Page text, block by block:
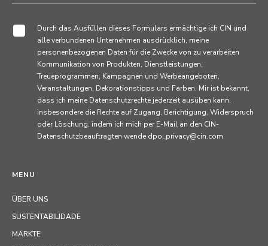
MENU
ÜBER UNS
SUSTENTABILIDADE
MÄRKTE
Durch das Ausfüllen dieses Formulars ermächtige ich CIN und
alle verbundenen Unternehmen ausdrücklich, meine
personenbezogenen Daten für die Zwecke von zu verarbeiten
Kommunikation von Produkten, Dienstleistungen,
Treueprogrammen, Kampagnen und Werbeangeboten,
Veranstaltungen, Dekorationstipps und Farben. Mir ist bekannt,
dass ich meine Datenschutzrechte jederzeit ausüben kann,
insbesondere die Rechte auf Zugang, Berichtigung, Widerspruch
oder Löschung, indem ich mich per E-Mail an den CIN-
Datenschutzbeauftragten wende dpo_privacy@cin.com